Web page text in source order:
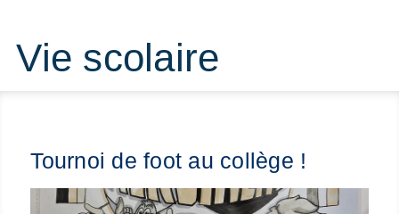
Vie scolaire
Tournoi de foot au collège !